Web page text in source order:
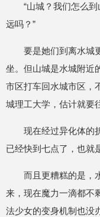
“山城？我们怎么
远吗？”
要是她们到离水城
坐。但山城是水城附近
市区打车回水城市区，
城理工大学，估计就要
现在经过异化体的
已经快到七点了，也就
而且更糟糕的是，
来，现在魔力一滴都不
法少女的变身机制也